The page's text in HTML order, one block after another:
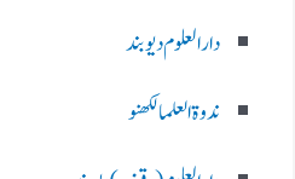
دارالعلوم دیوبند
ندوۃالعلما لکھنو